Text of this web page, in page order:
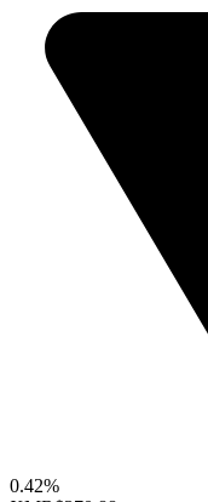
0.42%